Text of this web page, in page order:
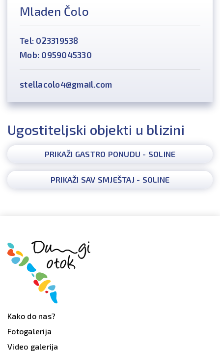
Mladen Čolo
Tel: 023319538
Mob: 0959045330
stellacolo4@gmail.com
Ugostiteljski objekti u blizini
PRIKAŽI GASTRO PONUDU - SOLINE
PRIKAŽI SAV SMJEŠTAJ - SOLINE
Kako do nas?
Fotogalerija
Video galerija